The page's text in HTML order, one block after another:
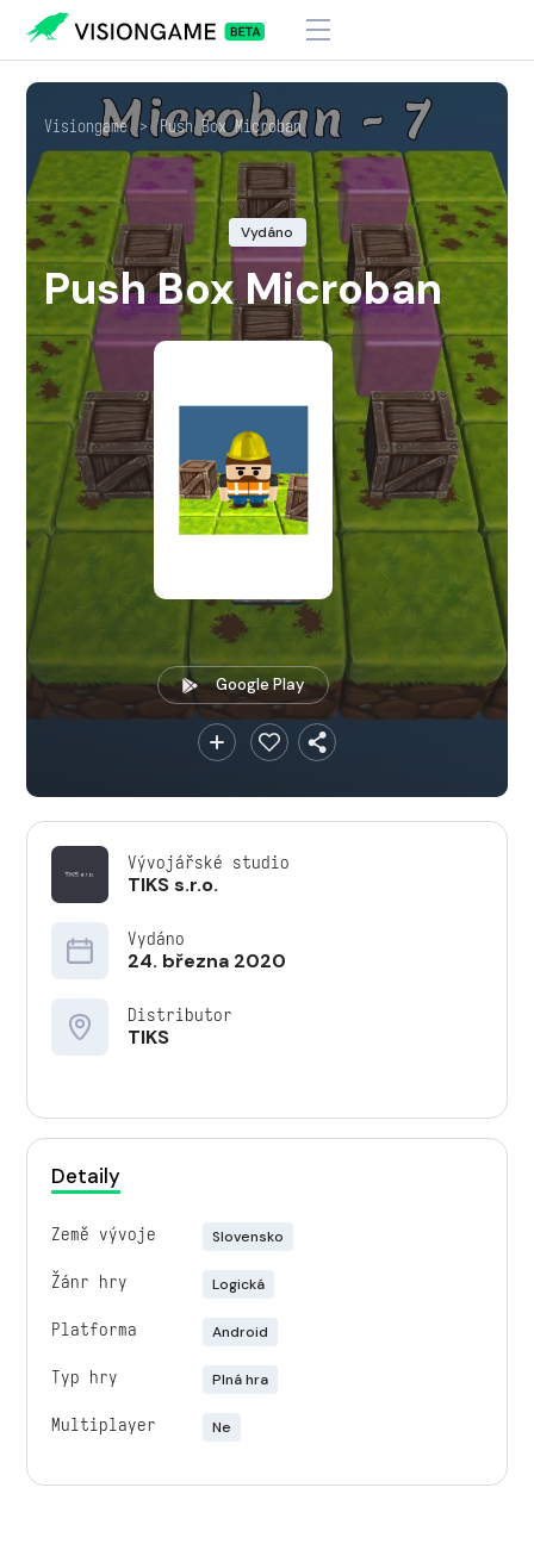
Visiongame > Push Box Microban
Vydáno
Push Box Microban
Google Play
Vývojářské studio
TIKS s.r.o.
Vydáno
24. března 2020
Distributor
TIKS
Detaily
Země vývoje Slovensko
Žánr hry Logická
Platforma Android
Typ hry Plná hra
Multiplayer Ne